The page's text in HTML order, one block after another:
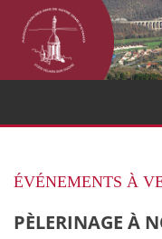
ÉVÉNEMENTS À
PÈLERINAGE À